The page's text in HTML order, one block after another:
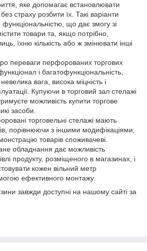
яке допомагає встановлювати
страху розбити їх. Такі варіанти
що дає змогу зі
товари та, якщо потрібно,
їхню кількість або ж змінювати інші
переваги перфорованих торгових
і багатофункціональність,
вага, висока міцність і
Купуючи в торговий зал стелажі
можливість купити торгове
засоби.
торговельні стелажі мають
порівнюючи з іншими модифікаціями,
товарів споживачеві.
обладнання дає можливість
продукту, розміщеного в магазинах, і
кожен вільний метр
ефективного монтажу.
завжди доступні на нашому сайті за